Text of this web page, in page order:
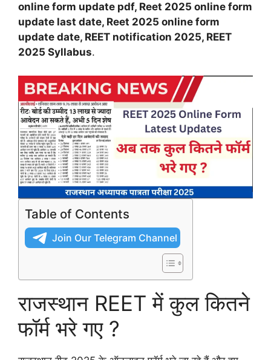
online form update pdf, Reet 2025 online form
update last date, Reet 2025 online form
update date, REET notification 2025, REET
2025 Syllabus.
Table of Contents
Join Our Telegram Channel
राजस्थान REET में कुल कितने
फॉर्म भरे गए ?